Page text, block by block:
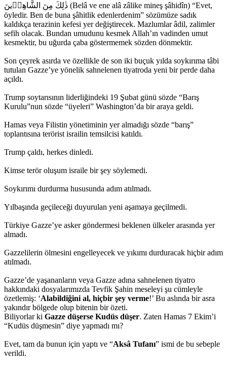
ذٰلِكَ مِنَ الشَّاهِد۪ينَ (Belâ ve ene alâ zâlike mineş şâhidîn) “Evet,
öyledir. Ben de buna şâhitlik edenlerdenim” sözümüze sadık
kaldıkça terazinin kefesi yer değiştirecek. Mazlumlar âdil, zalimler
sefih olacak. Bundan umudunu kesmek Allah’ın vadinden umut
kesmektir, bu uğurda çaba göstermemek sözden dönmektir.
Son çeyrek asırda ve özellikle de son iki buçuk yılda soykırıma tâbi
tutulan Gazze’ye yönelik sahnelenen tiyatroda yeni bir perde daha
açıldı.
Trump soytarısının liderliğindeki 19 Şubat günü sözde “Barış
Kurulu”nun sözde “üyeleri” Washington’da bir araya geldi.
Hamas veya Filistin yönetiminin yer almadığı sözde “barış”
toplantısına terörist israilin temsilcisi katıldı.
Trump çaldı, herkes dinledi.
Kimse terör oluşum israile bir şey söylemedi.
Soykırımı durdurma hususunda adım atılmadı.
Yılbaşında geçileceği duyurulan yeni aşamaya geçilmedi.
Türkiye Gazze’ye asker göndermesi beklenen ülkeler arasında yer
almadı.
Gazzelilerin ölmesini engelleyecek ve yıkımı durduracak hiçbir adım
atılmadı.
Gazze’de yaşananların veya Gazze adına sahnelenen tiyatro
hakkındaki dosyalarımızda Tevfik Şahin meseleyi şu cümleyle
özetlemiş: ‘Alabildiğini al, hiçbir şey verme!’ Bu aslında bir asra
yakındır bölgede olup bitenin bir özeti.
Biliyorlar ki Gazze düşerse Kudüs düşer. Zaten Hamas 7 Ekim’i
“Kudüs düşmesin” diye yapmadı mı?
Evet, tam da bunun için yaptı ve “Aksâ Tufanı” ismi de bu sebeple
verildi.